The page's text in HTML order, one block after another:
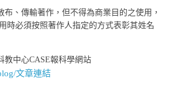
布、傳輸著作，但不得為商業目的之使用，
時必須按照著作人指定的方式表彰其姓名
教中心CASE報科學網站
文章連結